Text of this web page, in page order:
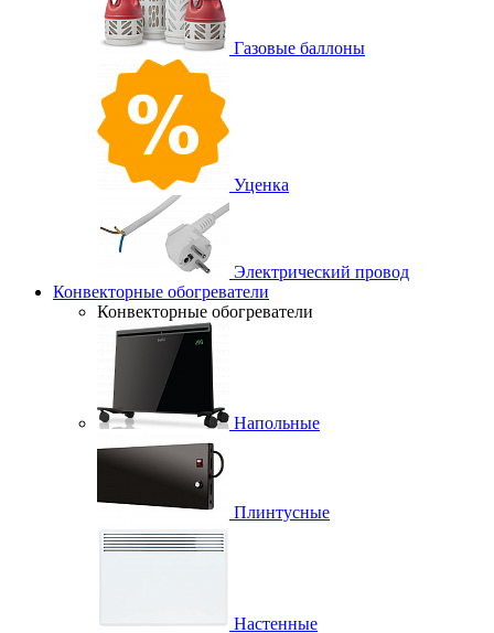
Газовые баллоны
Уценка
Электрический провод
Конвекторные обогреватели
Конвекторные обогреватели
Напольные
Плинтусные
Настенные